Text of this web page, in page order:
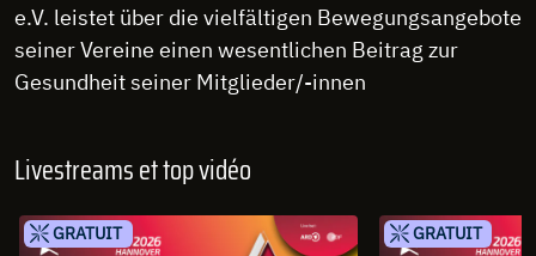
e.V. leistet über die vielfältigen Bewegungsangebote
seiner Vereine einen wesentlichen Beitrag zur
Gesundheit seiner Mitglieder/-innen
Livestreams et top vidéo
GRATUIT GRATUIT